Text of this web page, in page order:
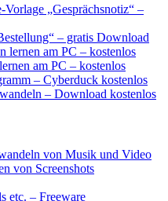
Vorlage „Gesprächsnotiz“ –
– gratis Download
lernen am PC – kostenlos
am PC – kostenlos
– Cyberduck kostenlos
– Download kostenlos
von Musik und Video
von Screenshots
etc. – Freeware